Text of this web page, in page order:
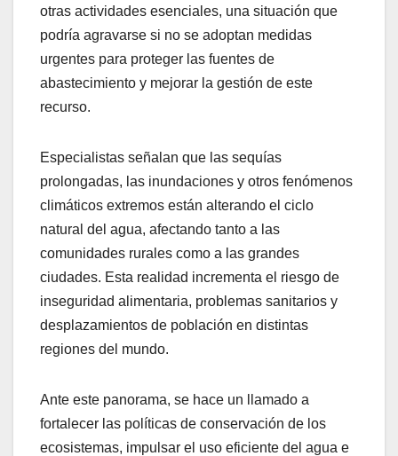
otras actividades esenciales, una situación que
podría agravarse si no se adoptan medidas
urgentes para proteger las fuentes de
abastecimiento y mejorar la gestión de este
recurso.
Especialistas señalan que las sequías
prolongadas, las inundaciones y otros fenómenos
climáticos extremos están alterando el ciclo
natural del agua, afectando tanto a las
comunidades rurales como a las grandes
ciudades. Esta realidad incrementa el riesgo de
inseguridad alimentaria, problemas sanitarios y
desplazamientos de población en distintas
regiones del mundo.
Ante este panorama, se hace un llamado a
fortalecer las políticas de conservación de los
ecosistemas, impulsar el uso eficiente del agua e